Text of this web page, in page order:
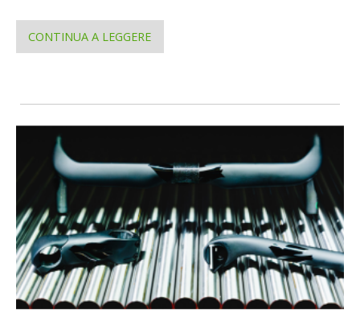
CONTINUA A LEGGERE